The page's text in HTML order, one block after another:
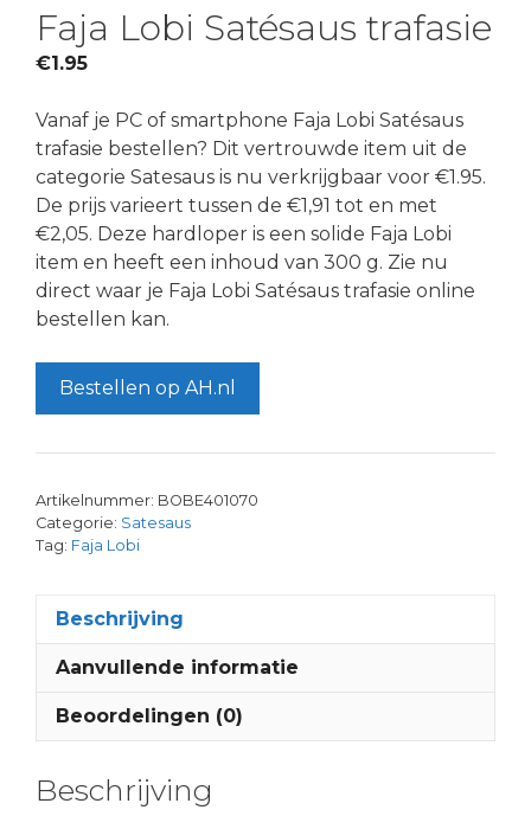
Faja Lobi Satésaus trafasie
€1.95
Vanaf je PC of smartphone Faja Lobi Satésaus
trafasie bestellen? Dit vertrouwde item uit de
categorie Satesaus is nu verkrijgbaar voor €1.95.
De prijs varieert tussen de €1,91 tot en met
€2,05. Deze hardloper is een solide Faja Lobi
item en heeft een inhoud van 300 g. Zie nu
direct waar je Faja Lobi Satésaus trafasie online
bestellen kan.
Bestellen op AH.nl
Artikelnummer: BOBE401070
Categorie: Satesaus
Tag: Faja Lobi
Beschrijving
Aanvullende informatie
Beoordelingen (0)
Beschrijving